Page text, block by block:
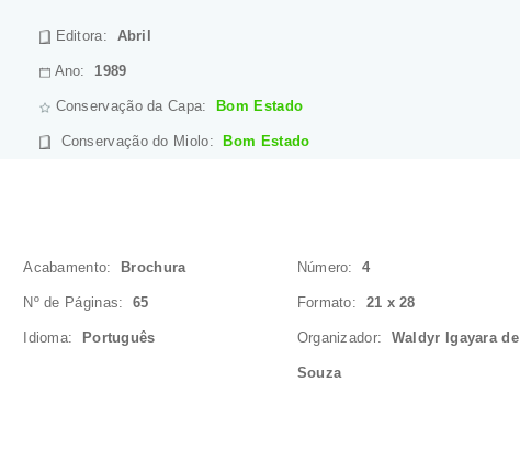
Editora: Abril
Ano:1989
Conservação da Capa: Bom Estado
Conservação do Miolo: Bom Estado
Acabamento: Brochura Número:4
Nº de Páginas:65 Formato: 21 x 28
Idioma: Português Organizador: Waldyr Igayara de
Souza